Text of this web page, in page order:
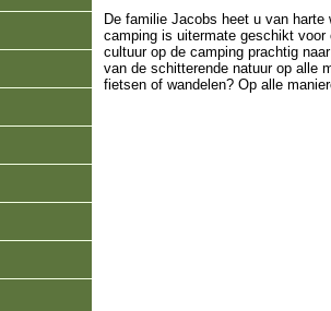
De familie Jacobs heet u van
camping is uitermate geschikt
cultuur op de camping prachtig
van de schitterende natuur op alle
fietsen of wandelen? Op alle